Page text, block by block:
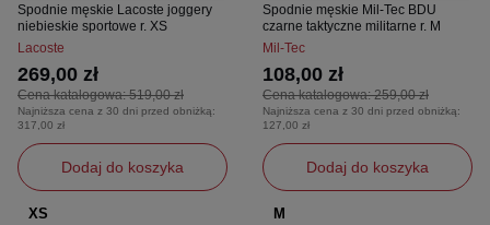
Spodnie męskie Lacoste joggery
niebieskie sportowe r. XS
Lacoste
Cena katalogowa:519,00 zł
269,00 zł
Najniższa cena z 30 dni przed obniżką:
317,00 zł
Dodaj do koszyka
XS
Spodnie męskie Mil‑Tec BDU
czarne taktyczne militarne r. M
Mil-Tec
Cena katalogowa:259,00 zł
108,00 zł
Najniższa cena z 30 dni przed obniżką:
127,00 zł
Dodaj do koszyka
M